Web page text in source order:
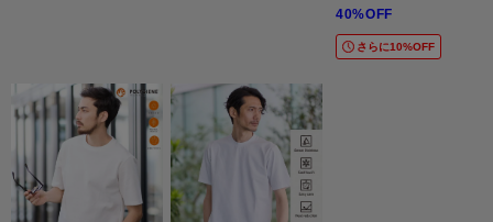
40%OFF
さらに10%OFF